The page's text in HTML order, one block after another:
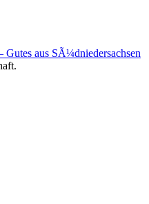
Gutes aus SÃ¼dniedersachsen